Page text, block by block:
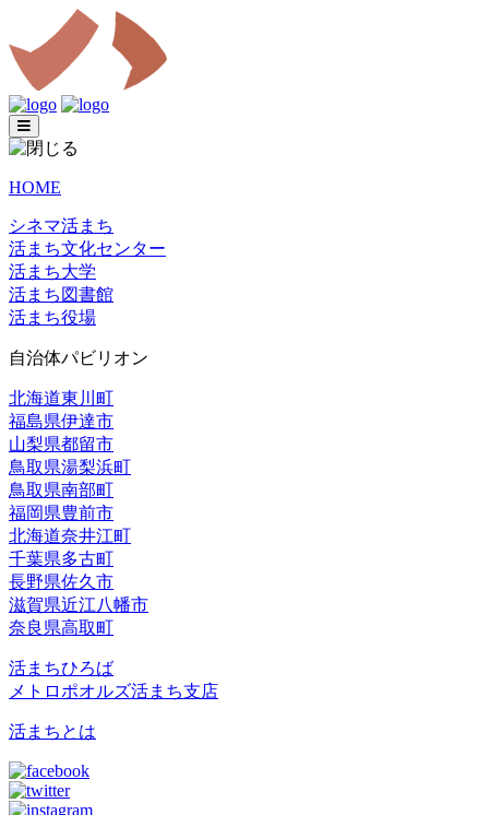
HOME
シネマ活まち
活まち文化センター
活まち大学
活まち図書館
活まち役場
自治体パビリオン
北海道東川町
福島県伊達市
山梨県都留市
鳥取県湯梨浜町
鳥取県南部町
福岡県豊前市
北海道奈井江町
千葉県多古町
長野県佐久市
滋賀県近江八幡市
奈良県高取町
活まちひろば
メトロポオルズ活まち支店
活まちとは